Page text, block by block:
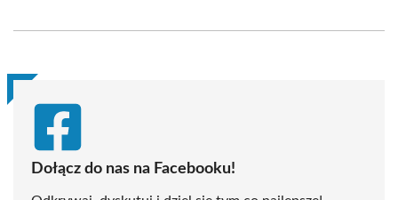
(Twitter)
Dołącz do nas na Facebooku!